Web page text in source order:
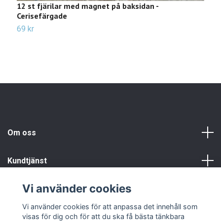
12 st fjärilar med magnet på baksidan -
Cerisefärgade
69 kr
Om oss
Kundtjänst
Vi använder cookies
Vi använder cookies för att anpassa det innehåll som
visas för dig och för att du ska få bästa tänkbara